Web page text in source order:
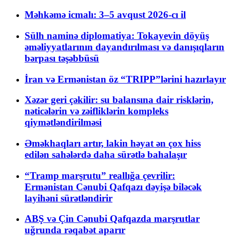
Məhkəmə icmalı: 3–5 avqust 2026-cı il
Sülh naminə diplomatiya: Tokayevin döyüş
əməliyyatlarının dayandırılması və danışıqların
bərpası təşəbbüsü
İran və Ermənistan öz “TRIPP”lərini hazırlayır
Xəzər geri çəkilir: su balansına dair risklərin,
nəticələrin və zəifliklərin kompleks
qiymətləndirilməsi
Əməkhaqları artır, lakin həyat ən çox hiss
edilən sahələrdə daha sürətlə bahalaşır
“Tramp marşrutu” reallığa çevrilir:
Ermənistan Cənubi Qafqazı dəyişə biləcək
layihəni sürətləndirir
ABŞ və Çin Cənubi Qafqazda marşrutlar
uğrunda rəqabət aparır